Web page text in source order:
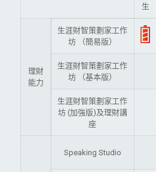
生
理財
能力
生涯財智策劃家工作
坊 （簡易版）
生涯財智策劃家工作
坊 （基本版）
生涯財智策劃家工作
坊 (加強版)及理財講
座
Speaking Studio